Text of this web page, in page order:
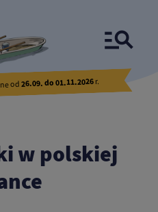
karpia po łużycku
od26.09. do 01.11.2026r.
w polskiej